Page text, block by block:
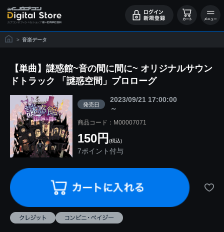
> 音楽データ
【単曲】謎惑館~音の間に間に~ オリジナルサウン
ドトラック 「謎惑空間」プロローグ
発売日
2023/09/21 17:00:00
～
商品コード：M00007071
150円 (税込)
7ポイント付与